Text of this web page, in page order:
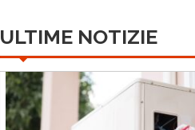
ULTIME NOTIZIE